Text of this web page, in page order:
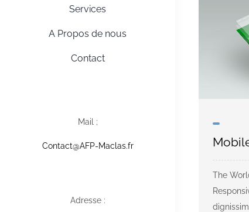
Services
A Propos de nous
Contact
Mail ;
Contact@AFP-Maclas.fr
Adresse :
The